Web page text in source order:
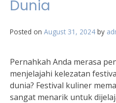
Dunia
Posted on August 31, 2024 by
Pernahkah Anda merasa
menjelajahi kelezatan
dunia? Festival kuliner
sangat menarik untuk